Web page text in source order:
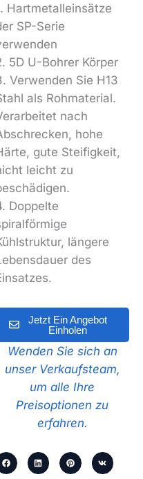
Hartmetalleinsätze
SP-Serie
5D U-Bohrer Körper
Verwenden Sie H13
als Rohmaterial.
nach
hohe
gute Steifigkeit,
leicht zu
Doppelte
längere
des
Jetzt Ein Angebot
Einholen
Wenden Sie sich an
unser Verkaufsteam,
um alle Ihre
Preisoptionen zu
erfahren.